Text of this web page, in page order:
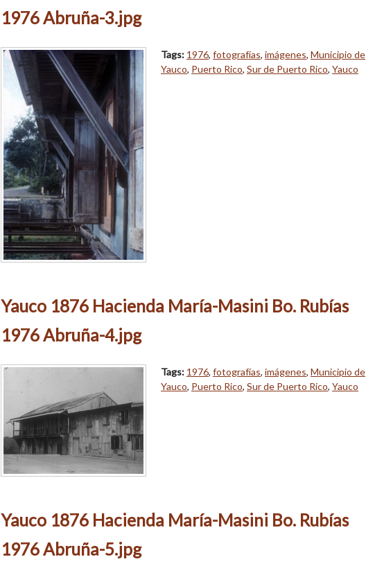
1976 Abruña-3.jpg
Tags: 1976, fotografías, imágenes, Municipio de
Yauco, Puerto Rico, Sur de Puerto Rico, Yauco
Yauco 1876 Hacienda María-Masini Bo. Rubías
1976 Abruña-4.jpg
Tags: 1976, fotografías, imágenes, Municipio de
Yauco, Puerto Rico, Sur de Puerto Rico, Yauco
Yauco 1876 Hacienda María-Masini Bo. Rubías
1976 Abruña-5.jpg